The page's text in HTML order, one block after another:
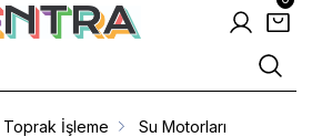
Toprak İşleme
Su Motorları